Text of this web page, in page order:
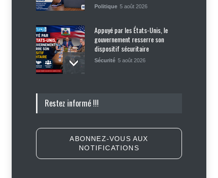
Politique 5 août 2026
Appuyé par les États-Unis, le
gouvernement resserre son
dispositif sécuritaire
Sécurité 5 août 2026
Latortue aujourd’hui en quête de
Haïti : les plaintes contre Sunrise
Restez informé !!!
ABONNEZ-VOUS AUX
NOTIFICATIONS